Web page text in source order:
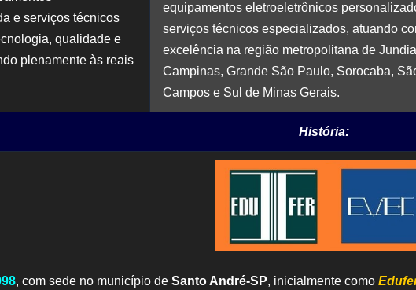
e serviços técnicos
qualidade e
plenamente às reais
equipamentos eletroeletrônicos
serviços técnicos especializados, atuando
excelência na região metropolitana de
Campinas, Grande São Paulo, Sorocaba,
Campos e Sul de Minas Gerais.
História:
, com sede no município de Santo André-SP, inicialmente como